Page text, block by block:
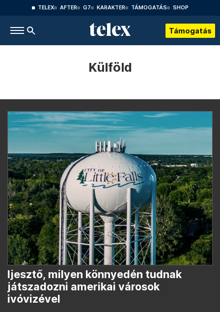
TELEX AFTER G7 KARAKTER TÁMOGATÁS SHOP
Támogatás
Külföld
Ijesztő, milyen könnyedén tudnak
játszadozni amerikai városok
ivóvizével